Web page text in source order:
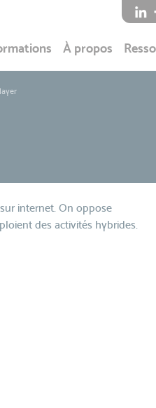
À propos
internet. On oppose
des activités hybrides.